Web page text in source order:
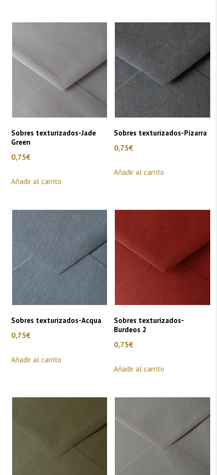
Sobres texturizados-Jade
Green
0,75€
Añadir al carrito
Sobres texturizados-Pizarra
0,75€
Añadir al carrito
Sobres texturizados-Acqua
0,75€
Añadir al carrito
Sobres texturizados-
Burdeos 2
0,75€
Añadir al carrito